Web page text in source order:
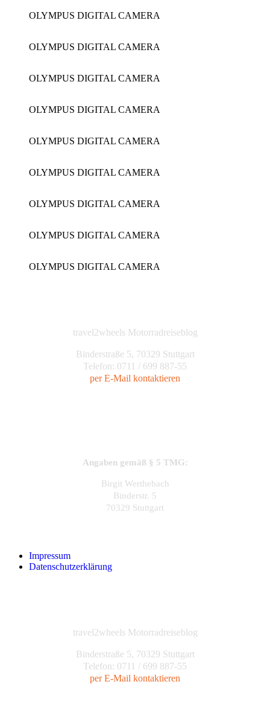
OLYMPUS DIGITAL CAMERA
OLYMPUS DIGITAL CAMERA
OLYMPUS DIGITAL CAMERA
OLYMPUS DIGITAL CAMERA
OLYMPUS DIGITAL CAMERA
OLYMPUS DIGITAL CAMERA
OLYMPUS DIGITAL CAMERA
OLYMPUS DIGITAL CAMERA
OLYMPUS DIGITAL CAMERA
travel2wheels Motorradreiseblog
Binderstraße 5, 70329 Stuttgart
Telefon: 0711 / 699 887-55
per E-Mail kontaktieren
Angaben gemäß § 5 TMG:
Birgit Werthebach
Binderstr. 5
70329 Stuttgart
Impressum
Datenschutzerklärung
travel2wheels Motorradreiseblog
Binderstraße 5, 70329 Stuttgart
Telefon: 0711 / 699 887-55
per E-Mail kontaktieren